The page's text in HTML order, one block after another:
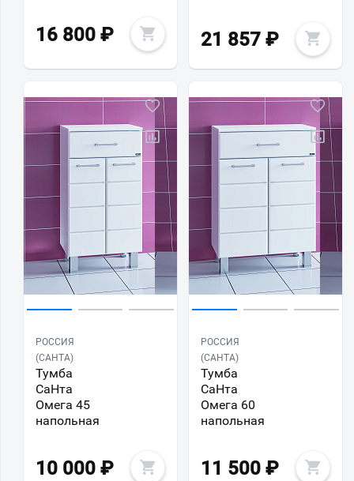
16 800 ₽ 21 857 ₽
РОССИЯ
(САНТА)
Тумба
СаНта
Омега 45
напольная
10 000 ₽
РОССИЯ
(САНТА)
Тумба
СаНта
Омега 60
напольная
11 500 ₽